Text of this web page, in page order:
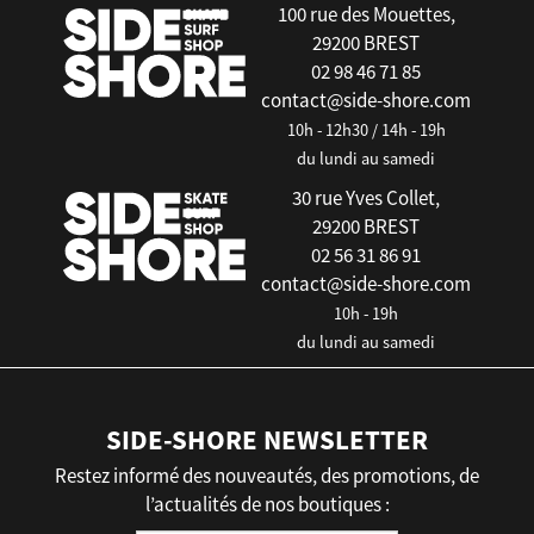
100 rue des Mouettes,
29200 BREST
02 98 46 71 85
contact@side-shore.com
10h - 12h30 / 14h - 19h
du lundi au samedi
30 rue Yves Collet,
29200 BREST
02 56 31 86 91
contact@side-shore.com
10h - 19h
du lundi au samedi
SIDE-SHORE NEWSLETTER
Restez informé des nouveautés, des promotions, de
l’actualités de nos boutiques :